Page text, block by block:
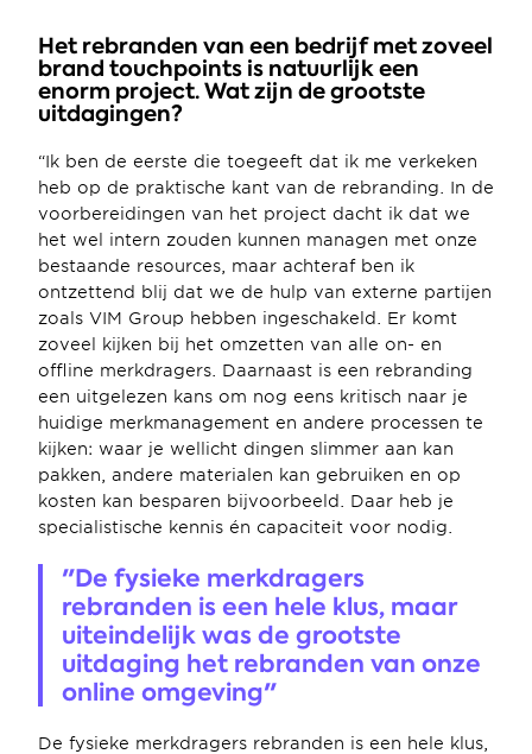
Het rebranden van een bedrijf met zoveel
brand touchpoints is natuurlijk een
enorm project. Wat zijn de grootste
uitdagingen?
“Ik ben de eerste die toegeeft dat ik me verkeken
heb op de praktische kant van de rebranding. In de
voorbereidingen van het project dacht ik dat we
het wel intern zouden kunnen managen met onze
bestaande resources, maar achteraf ben ik
ontzettend blij dat we de hulp van externe partijen
zoals VIM Group hebben ingeschakeld. Er komt
zoveel kijken bij het omzetten van alle on- en
offline merkdragers. Daarnaast is een rebranding
een uitgelezen kans om nog eens kritisch naar je
huidige merkmanagement en andere processen te
kijken: waar je wellicht dingen slimmer aan kan
pakken, andere materialen kan gebruiken en op
kosten kan besparen bijvoorbeeld. Daar heb je
specialistische kennis én capaciteit voor nodig.
"De fysieke merkdragers
rebranden is een hele klus, maar
uiteindelijk was de grootste
uitdaging het rebranden van onze
online omgeving"
De fysieke merkdragers rebranden is een hele klus,